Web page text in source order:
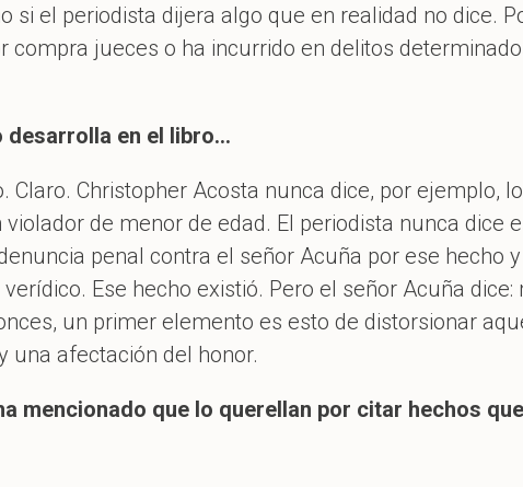
si el periodista dijera algo que en realidad no dice.
compra jueces o ha incurrido en delitos
desarrolla en el libro…
Claro. Christopher Acosta nunca dice, por ejemplo,
de menor de edad. El periodista nunca dice
penal contra el señor Acuña por ese hecho
Ese hecho existió. Pero el señor Acuña
un primer elemento es esto de distorsionar
una afectación del honor.
mencionado que lo querellan por citar hechos